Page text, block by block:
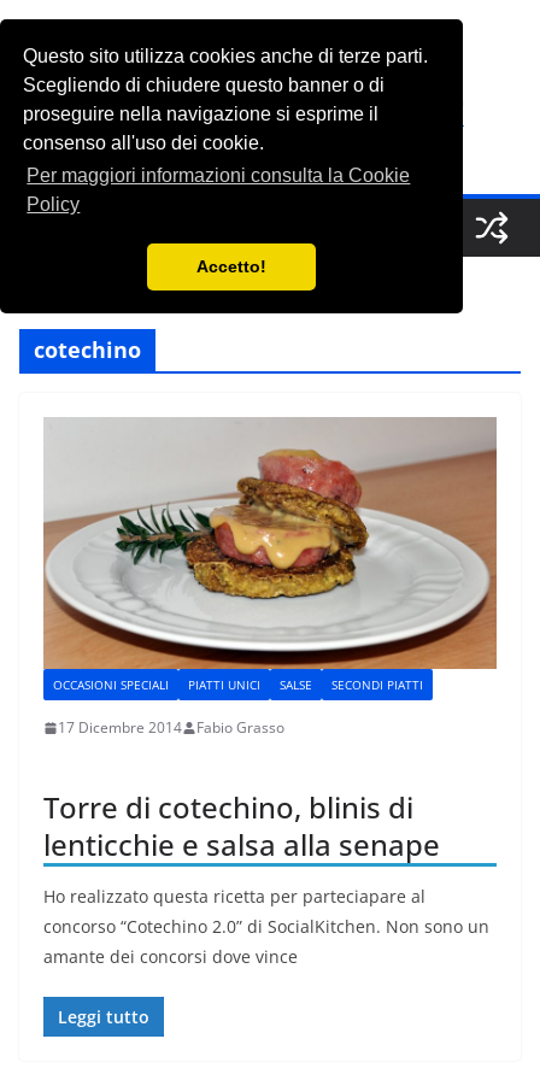
Questo sito utilizza cookies anche di terze parti.
Scegliendo di chiudere questo banner o di
proseguire nella navigazione si esprime il
consenso all'uso dei cookie.
Per maggiori informazioni consulta la Cookie
Policy
Accetto!
Salta
contenutoFabioGrasso.net
A Saucerful of Delights
cotechino
OCCASIONI SPECIALI PIATTI UNICI SALSE SECONDI PIATTI
17 Dicembre 2014 Fabio Grasso
Torre di cotechino, blinis di
lenticchie e salsa alla senape
Ho realizzato questa ricetta per parteciapare al
concorso “Cotechino 2.0” di SocialKitchen. Non sono un
amante dei concorsi dove vince
Leggi tutto